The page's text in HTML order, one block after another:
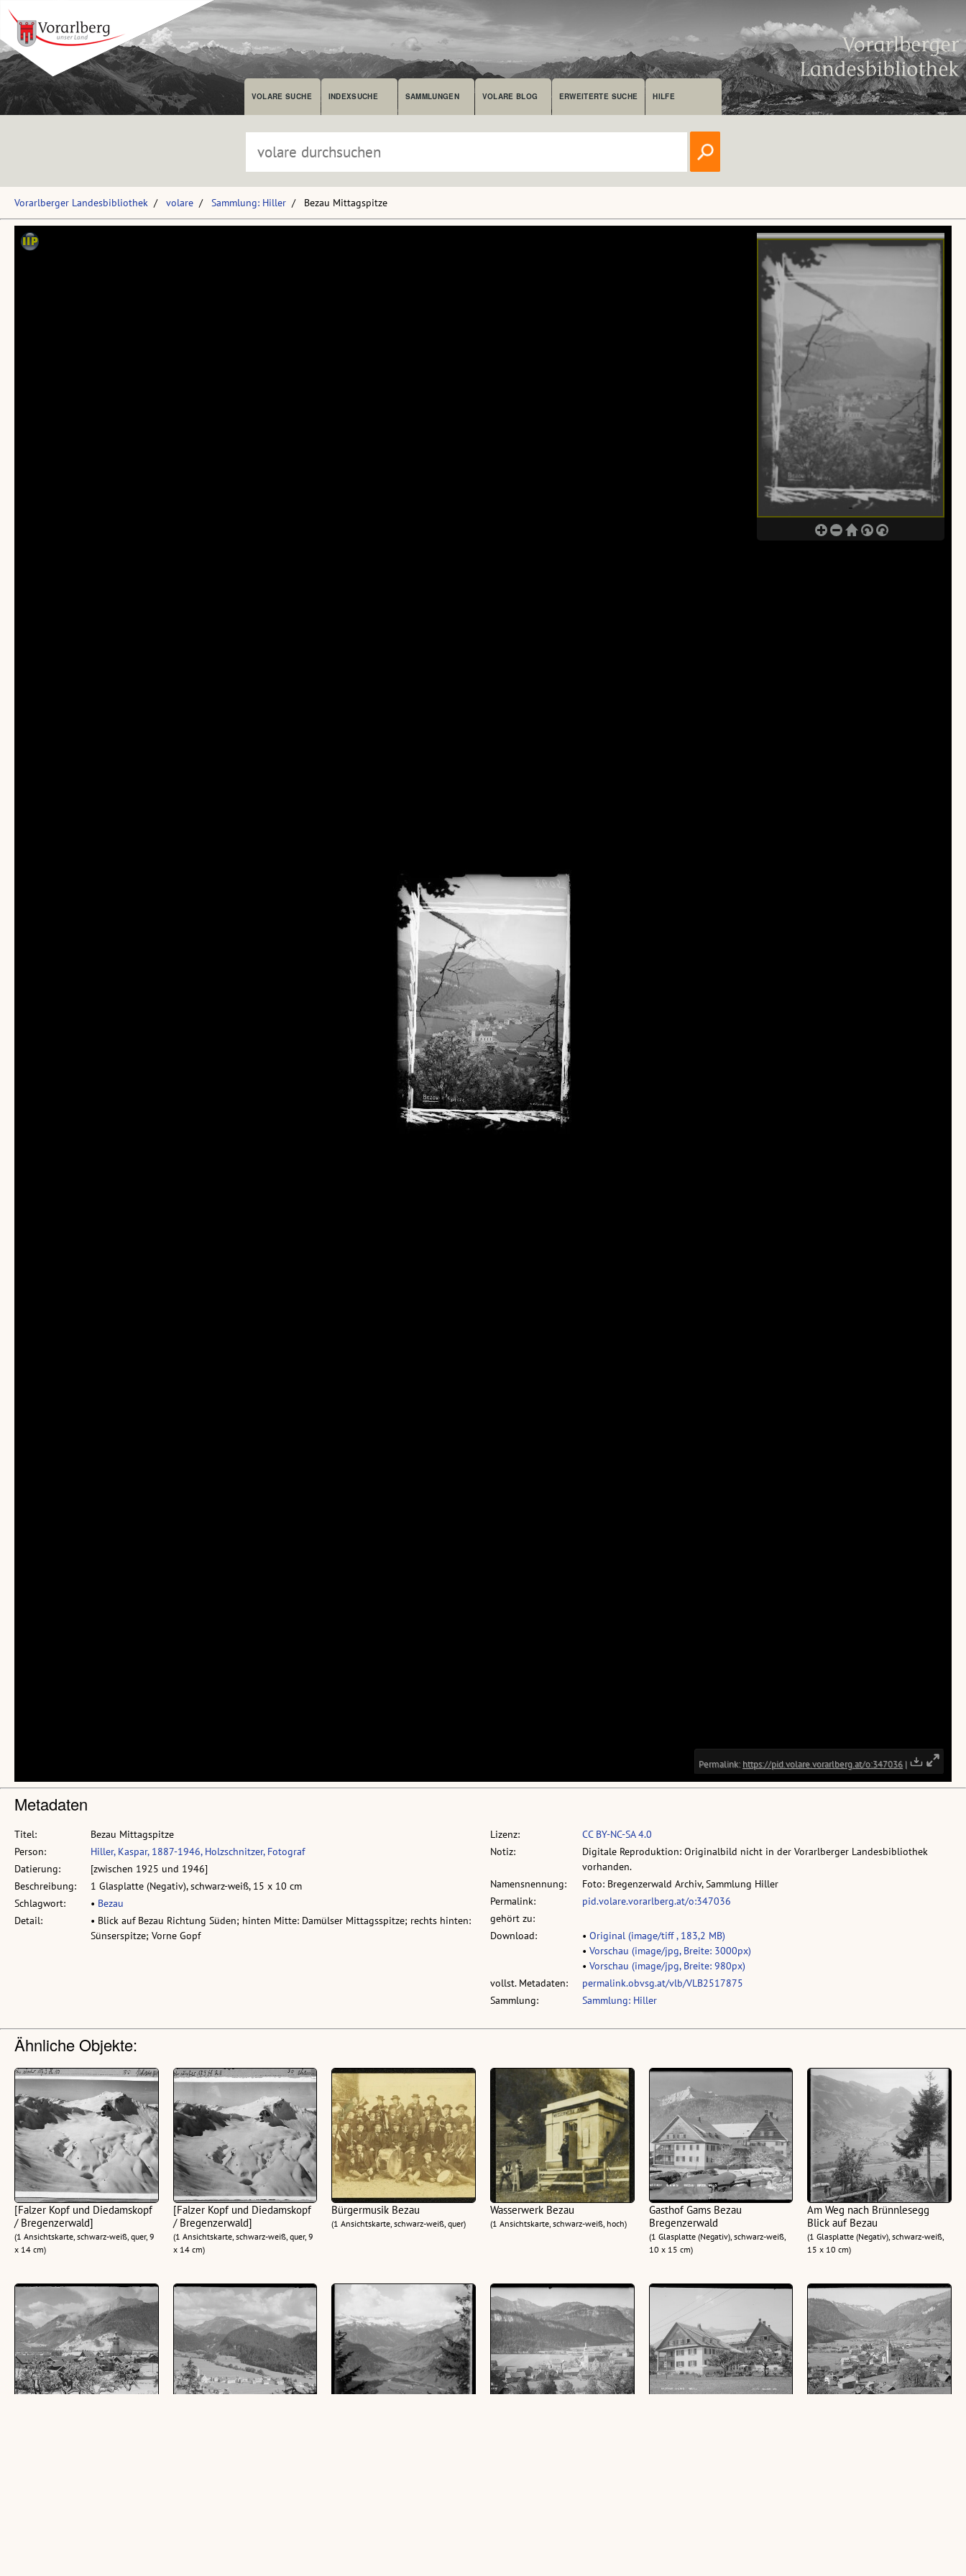
VOLARE SUCHE INDEXSUCHE SAMMLUNGEN VOLARE BLOG ERWEITERTE SUCHE HILFE
Vorarlberger Landesbibliothek volare Sammlung: Hiller Bezau Mittagspitze
Metadaten
Titel:
Bezau Mittagspitze
Person:
Hiller, Kaspar, 1887-1946, Holzschnitzer, Fotograf
Datierung:
[zwischen 1925 und 1946]
Beschreibung:
1 Glasplatte (Negativ), schwarz-weiß, 15 x 10 cm
Schlagwort:
• Bezau
Detail:
• Blick auf Bezau Richtung Süden; hinten Mitte: Damülser Mittagsspitze; rechts hinten:
Sünserspitze; Vorne Gopf
Lizenz:
CC BY-NC-SA 4.0
Notiz:
Digitale Reproduktion: Originalbild nicht in der Vorarlberger Landesbibliothek
vorhanden.
Namensnennung:
Foto: Bregenzerwald Archiv, Sammlung Hiller
Permalink:
pid.volare.vorarlberg.at/o:347036
gehört zu:
Download:
• Original (image/tiff , 183,2 MB)
• Vorschau (image/jpg, Breite: 3000px)
• Vorschau (image/jpg, Breite: 980px)
vollst. Metadaten:
permalink.obvsg.at/vlb/VLB2517875
Sammlung:
Sammlung: Hiller
Ähnliche Objekte:
[Falzer Kopf und Diedamskopf
/ Bregenzerwald]
(1 Ansichtskarte, schwarz-weiß, quer, 9
x 14 cm)
[Falzer Kopf und Diedamskopf
/ Bregenzerwald]
(1 Ansichtskarte, schwarz-weiß, quer, 9
x 14 cm)
Bürgermusik Bezau
(1 Ansichtskarte, schwarz-weiß, quer)
Wasserwerk Bezau
(1 Ansichtskarte, schwarz-weiß, hoch)
Gasthof Gams Bezau
Bregenzerwald
(1 Glasplatte (Negativ), schwarz-weiß,
10 x 15 cm)
Am Weg nach Brünnlesegg
Blick auf Bezau
(1 Glasplatte (Negativ), schwarz-weiß,
15 x 10 cm)